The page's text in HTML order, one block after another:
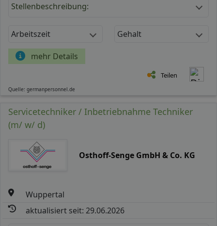
Stellenbeschreibung:
Arbeitszeit Gehalt
mehr Details
Teilen
Quelle: germanpersonnel.de
Servicetechniker / Inbetriebnahme Techniker
(m/ w/ d)
Osthoff-Senge GmbH & Co. KG
Wuppertal
aktualisiert seit: 29.06.2026